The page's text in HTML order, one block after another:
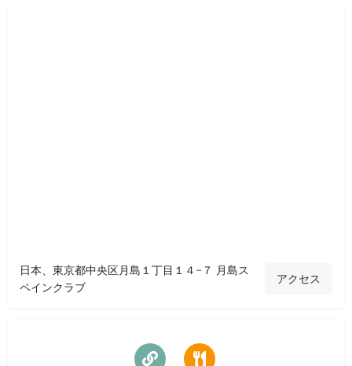
日本、東京都中央区月島１丁目１４−７ 月島ス
ペインクラブ
アクセス